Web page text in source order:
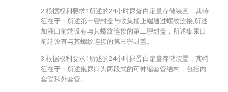
2.根据权利要求1所述的24小时尿蛋白定量存储装置，其特
征在于：所述第一密封盖与收集桶上端通过螺纹连接,所述
加液口前端设有与其螺纹连接的第二密封盖，所述集尿口
前端设有与其螺纹连接的第三密封盖。
3.根据权利要求1所述的24小时尿蛋白定量存储装置，其特
征在于：所述集尿口为两段式的可伸缩套管结构，包括内
套管和外套管。